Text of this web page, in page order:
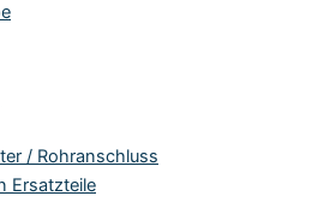
/ Rohranschluss
Ersatzteile